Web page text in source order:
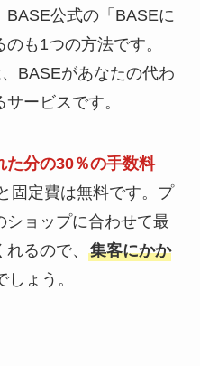
公式の「BASEに
も1つの方法です。
BASEがあなたの代わ
ービスです。
た分の30％の手数料
固定費は無料です。プ
ショップに合わせて最
るので、 集客にかか
しょう。